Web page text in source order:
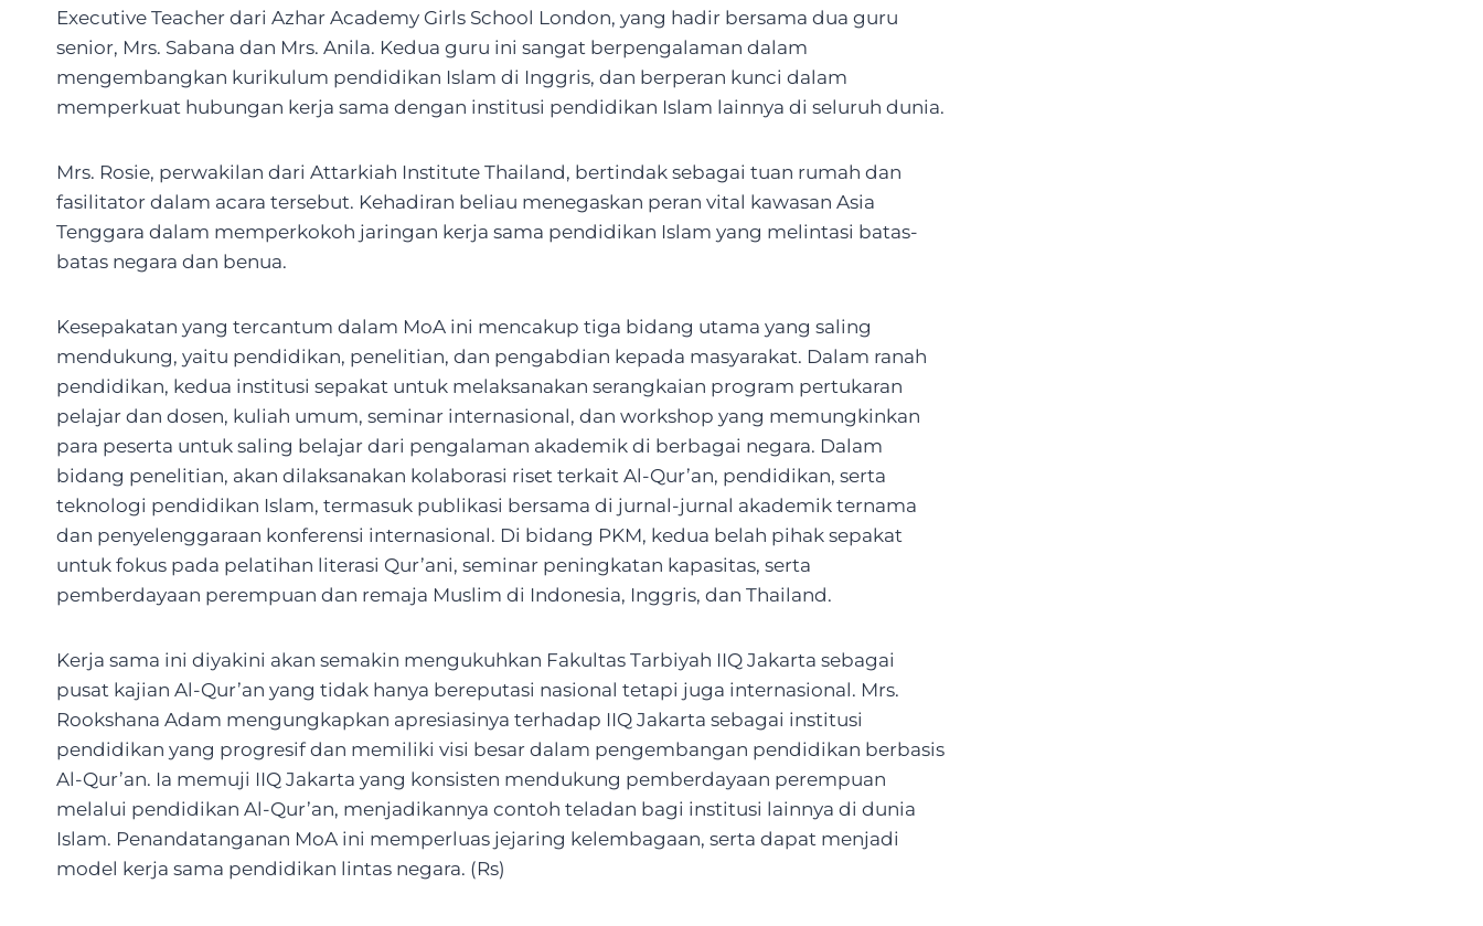
Executive Teacher dari Azhar Academy Girls School London, yang hadir bersama dua guru
senior, Mrs. Sabana dan Mrs. Anila. Kedua guru ini sangat berpengalaman dalam
mengembangkan kurikulum pendidikan Islam di Inggris, dan berperan kunci dalam
memperkuat hubungan kerja sama dengan institusi pendidikan Islam lainnya di seluruh dunia.
Mrs. Rosie, perwakilan dari Attarkiah Institute Thailand, bertindak sebagai tuan rumah dan
fasilitator dalam acara tersebut. Kehadiran beliau menegaskan peran vital kawasan Asia
Tenggara dalam memperkokoh jaringan kerja sama pendidikan Islam yang melintasi batas-
batas negara dan benua.
Kesepakatan yang tercantum dalam MoA ini mencakup tiga bidang utama yang saling
mendukung, yaitu pendidikan, penelitian, dan pengabdian kepada masyarakat. Dalam ranah
pendidikan, kedua institusi sepakat untuk melaksanakan serangkaian program pertukaran
pelajar dan dosen, kuliah umum, seminar internasional, dan workshop yang memungkinkan
para peserta untuk saling belajar dari pengalaman akademik di berbagai negara. Dalam
bidang penelitian, akan dilaksanakan kolaborasi riset terkait Al-Qur’an, pendidikan, serta
teknologi pendidikan Islam, termasuk publikasi bersama di jurnal-jurnal akademik ternama
dan penyelenggaraan konferensi internasional. Di bidang PKM, kedua belah pihak sepakat
untuk fokus pada pelatihan literasi Qur’ani, seminar peningkatan kapasitas, serta
pemberdayaan perempuan dan remaja Muslim di Indonesia, Inggris, dan Thailand.
Kerja sama ini diyakini akan semakin mengukuhkan Fakultas Tarbiyah IIQ Jakarta sebagai
pusat kajian Al-Qur’an yang tidak hanya bereputasi nasional tetapi juga internasional. Mrs.
Rookshana Adam mengungkapkan apresiasinya terhadap IIQ Jakarta sebagai institusi
pendidikan yang progresif dan memiliki visi besar dalam pengembangan pendidikan berbasis
Al-Qur’an. Ia memuji IIQ Jakarta yang konsisten mendukung pemberdayaan perempuan
melalui pendidikan Al-Qur’an, menjadikannya contoh teladan bagi institusi lainnya di dunia
Islam. Penandatanganan MoA ini memperluas jejaring kelembagaan, serta dapat menjadi
model kerja sama pendidikan lintas negara. (Rs)